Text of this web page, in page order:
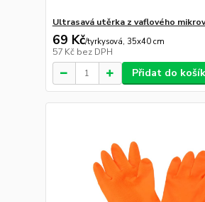
Ultrasavá utěrka z vaflového
69 Kč/tyrkysová, 35x40 cm
57 Kč bez DPH
Přidat do